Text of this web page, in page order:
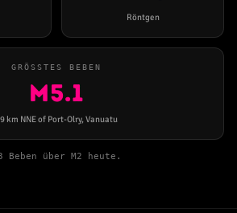
Röntgen
GRÖSSTES BEBEN
M5.1
km NNE of Port-Olry, Vanuatu
Beben über M2 heute.